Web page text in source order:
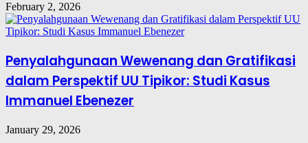
February 2, 2026
Penyalahgunaan Wewenang dan Gratifikasi
dalam Perspektif UU Tipikor: Studi Kasus
Immanuel Ebenezer
January 29, 2026